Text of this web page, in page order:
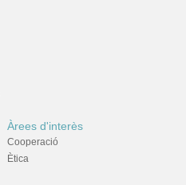
Àrees d'interès
Cooperació
Ètica